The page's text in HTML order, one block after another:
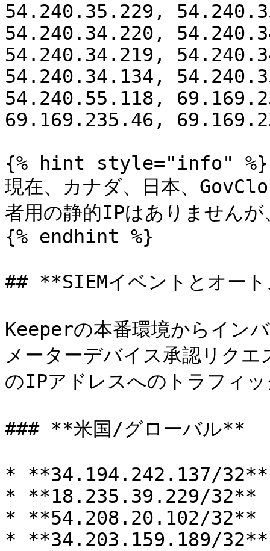
54.240.35.229,
54.240.34.220,
54.240.34.219,
54.240.34.134,
54.240.55.118,
69.169.235.46,
{% hint style="info" %}
現在、カナダ、日本、
者用の静的IPはありません
{% endhint %}
## **SIEMイベントとオー
Keeperの本番環境からイン
メーターデバイス承認リク
のIPアドレスへのトラフィ
### **米国/グローバル**
* **34.194.242.137/32**
* **18.235.39.229/32**
* **54.208.20.102/32**
* **34.203.159.189/32**